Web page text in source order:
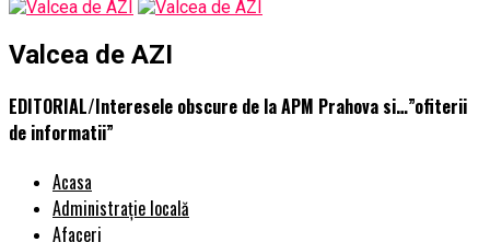
Valcea de AZI
EDITORIAL/Interesele obscure de la APM Prahova si…”ofiterii
de informatii”
Acasa
Administrație locală
Afaceri